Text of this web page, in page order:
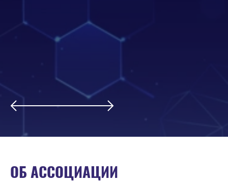
ОБ АССОЦИАЦИИ